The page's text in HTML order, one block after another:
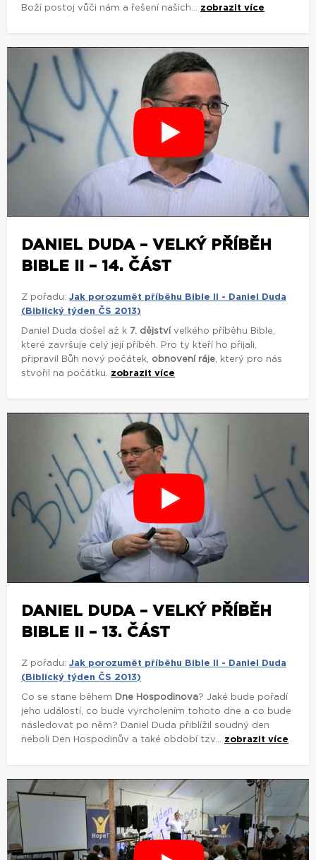
Boží postoj vůči nám a řešení našich... zobrazit více
DANIEL DUDA – VELKÝ PŘÍBĚH
BIBLE II – 14. ČÁST
Z pořadu: Jak porozumět příběhu Bible II - Daniel Duda
(Biblický týden ČS 2013)
Daniel Duda došel až k 7. dějství velkého příběhu Bible,
které završuje celý její příběh. Pro ty kteří ho přijali,
připravil Bůh nový počátek, obnovení ráje, který pro nás
stvořil na počátku. zobrazit více
DANIEL DUDA – VELKÝ PŘÍBĚH
BIBLE II – 13. ČÁST
Z pořadu: Jak porozumět příběhu Bible II - Daniel Duda
(Biblický týden ČS 2013)
Co se stane během Dne Hospodinova? Jaké bude pořadí
jeho událostí, co bude vyrcholením tohoto dne a co bude
následovat po něm? Daniel Duda přiblížil soudný den
neboli Den Hospodinův a také období tzv... zobrazit více